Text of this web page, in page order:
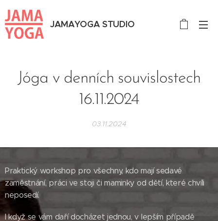
JAMAYOGA STUDIO
Jóga v denních souvislostech
16.11.2024
03.11.2024
Praktický workshop pro všechny, kdo mají sedavé
zaměstnání, práci ve stoji či maminky od dětí, které chvíli
neposedí.
I když se vám daří docházet jednou, v lepším případě